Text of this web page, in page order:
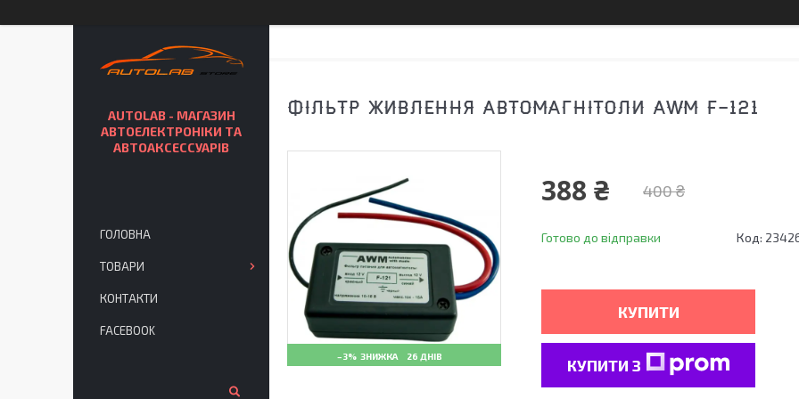
ФІЛЬТР ЖИВЛЕННЯ АВТОМАГНІТОЛИ AWM F-121
–3% 26 ДНІВ
400 ₴
388 ₴
Готово до відправки Код:
КУПИТИ
КУПИТИ З
AUTOLAB - МАГАЗИН
АВТОЕЛЕКТРОНІКИ ТА
АВТОАКСЕССУАРІВ
ГОЛОВНА
ТОВАРИ
КОНТАКТИ
FACEBOOK